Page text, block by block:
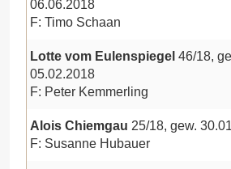
06.06.2018
F: Timo Schaan
Lotte vom Eulenspiegel 46/18,
05.02.2018
F: Peter Kemmerling
Alois Chiemgau 25/18, gew.
F: Susanne Hubauer